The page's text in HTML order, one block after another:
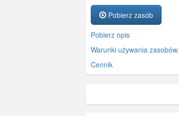
Pobierz zasób
Pobierz opis
Warunki używania zasobów.
Cennik